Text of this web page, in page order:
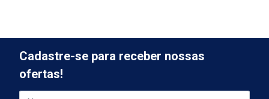
Cadastre-se para receber nossas
ofertas!